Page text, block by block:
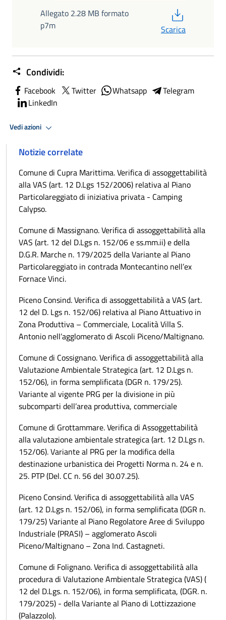
Allegato 2.28 MB formato
p7m
Scarica
Condividi:
Facebook Twitter Whatsapp
Telegram
LinkedIn
Vedi azioni
Notizie correlate
Comune di Cupra Marittima. Verifica di assoggettabilità
alla VAS (art. 12 D.Lgs 152/2006) relativa al Piano
Particolareggiato di iniziativa privata - Camping
Calypso.
Comune di Massignano. Verifica di assoggettabilità alla
VAS (art. 12 del D.Lgs n. 152/06 e ss.mm.ii) e della
D.G.R. Marche n. 179/2025 della Variante al Piano
Particolareggiato in contrada Montecantino nell’ex
Fornace Vinci.
Piceno Consind. Verifica di assoggettabilità a VAS (art.
12 del D. Lgs n. 152/06) relativa al Piano Attuativo in
Zona Produttiva – Commerciale, Località Villa S.
Antonio nell’agglomerato di Ascoli Piceno/Maltignano.
Comune di Cossignano. Verifica di assoggettabilità alla
Valutazione Ambientale Strategica (art. 12 D.Lgs n.
152/06), in forma semplificata (DGR n. 179/25).
Variante al vigente PRG per la divisione in più
subcomparti dell’area produttiva, commerciale
Comune di Grottammare. Verifica di Assoggettabilità
alla valutazione ambientale strategica (art. 12 D.Lgs n.
152/06). Variante al PRG per la modifica della
destinazione urbanistica dei Progetti Norma n. 24 e n.
25. PTP (Del. CC n. 56 del 30.07.25).
Piceno Consind. Verifica di assoggettabilità alla VAS
(art. 12 D.Lgs n. 152/06), in forma semplificata (DGR n.
179/25) Variante al Piano Regolatore Aree di Sviluppo
Industriale (PRASI) – agglomerato Ascoli
Piceno/Maltignano – Zona Ind. Castagneti.
Comune di Folignano. Verifica di assoggettabilità alla
procedura di Valutazione Ambientale Strategica (VAS) (
12 del D.Lgs. n. 152/06), in forma semplificata, (DGR. n.
179/2025) - della Variante al Piano di Lottizzazione
(Palazzolo).